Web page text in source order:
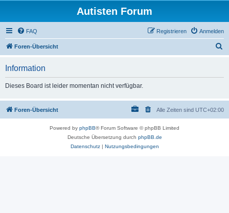
Autisten Forum
FAQ Anmelden
Registrieren
Foren-Übersicht
Information
Dieses Board ist leider momentan nicht verfügbar.
Foren-Übersicht Alle Zeiten sind UTC+02:00
Powered by phpBB® Forum Software © phpBB Limited
Deutsche Übersetzung durch phpBB.de
Datenschutz| Nutzungsbedingungen